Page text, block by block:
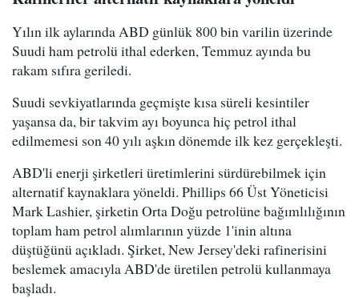
Yılın ilk aylarında ABD günlük 800 bin varilin üzerinde
Suudi ham petrolü ithal ederken, Temmuz ayında bu
rakam sıfıra geriledi.
Suudi sevkiyatlarında geçmişte kısa süreli kesintiler
yaşansa da, bir takvim ayı boyunca hiç petrol ithal
edilmemesi son 40 yılı aşkın dönemde ilk kez gerçekleşti.
ABD'li enerji şirketleri üretimlerini sürdürebilmek için
alternatif kaynaklara yöneldi. Phillips 66 Üst Yöneticisi
Mark Lashier, şirketin Orta Doğu petrolüne bağımlılığının
toplam ham petrol alımlarının yüzde 1'inin altına
düştüğünü açıkladı. Şirket, New Jersey'deki rafinerisini
beslemek amacıyla ABD'de üretilen petrolü kullanmaya
başladı.